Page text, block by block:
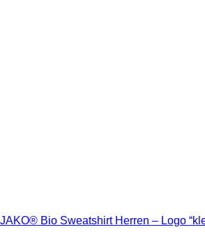
JAKO® Bio Sweatshirt Herren – Logo